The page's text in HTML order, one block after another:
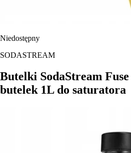
Niedostępny
SODASTREAM
Butelki SodaStream Fuse
butelek 1L do saturatora